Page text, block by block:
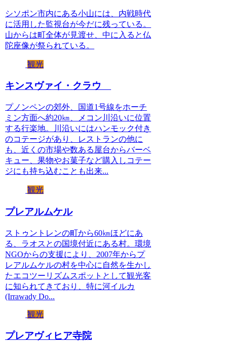
シソポン市内にある小山には、内戦時代
に活用した監視台が今だに残っている。
山からは町全体が見渡せ、中に入ると仏
陀座像が祭られている。
観光
キンスヴァイ・クラウ
プノンペンの郊外、国道1号線をホーチ
ミン方面へ約20㎞、メコン川沿いに位置
する行楽地。川沿いにはハンモック付き
のコテージがあり、レストランの他に
も、近くの市場や数ある屋台からバーベ
キュー、果物やお菓子など購入しコテー
ジにも持ち込むことも出来...
観光
プレアルムケル
ストゥントレンの町から60㎞ほどにあ
る、ラオスとの国境付近にある村。環境
NGOからの支援により、2007年からプ
レアルムケルの村を中心に自然を生かし
たエコツーリズムスポットとして観光客
に知られてきており、特に河イルカ
(Irrawady Do...
観光
プレアヴィヒア寺院